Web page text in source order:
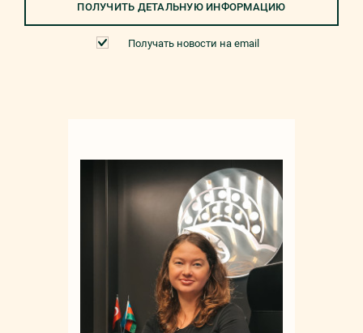
ПОЛУЧИТЬ ДЕТАЛЬНУЮ ИНФОРМАЦИЮ
Получать новости на email